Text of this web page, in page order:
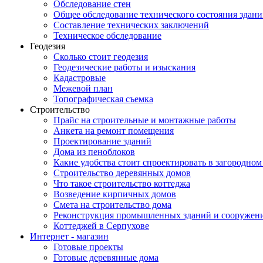
Обследование стен
Общее обследование технического состояния
Составление технических заключений
Техническое обследование
Геодезия
Cколько стоит геодезия
Геодезические работы и изыскания
Кадастровые
Межевой план
Топографическая съемка
Строительство
Прайс на строительные и монтажные работы
Анкета на ремонт помещения
Проектирование зданий
Дома из пеноблоков
Какие удобства стоит спроектировать в
Строительство деревянных домов
Что такое строительство коттеджа
Возведение кирпичных домов
Смета на строительство дома
Реконструкция промышленных зданий и
Коттеджей в Серпухове
Интернет - магазин
Готовые проекты
Готовые деревянные дома